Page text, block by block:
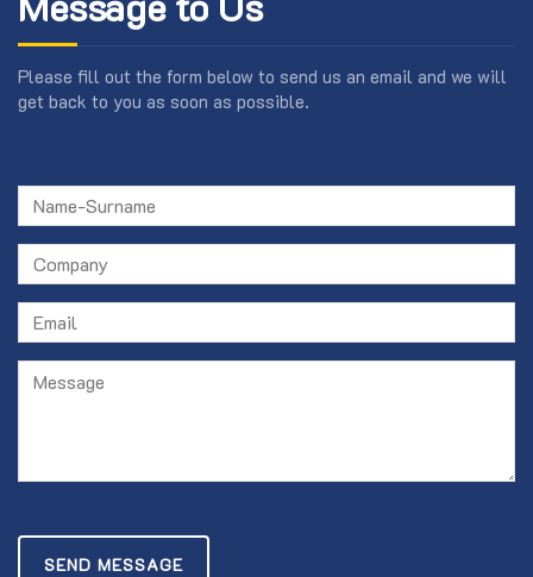
Please fill out the form below to send us an email and we will
get back to you as soon as possible.
SEND MESSAGE